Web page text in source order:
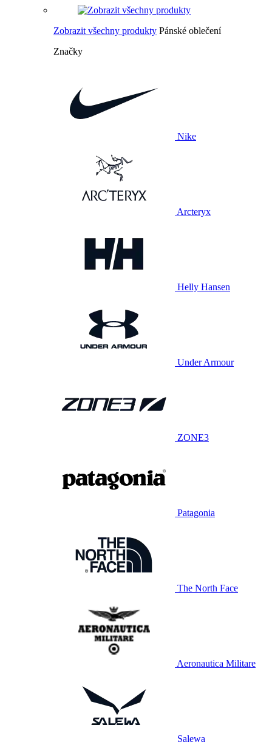
Zobrazit všechny produkty Pánské oblečení
Značky
Nike
Arcteryx
Helly Hansen
Under Armour
ZONE3
Patagonia
The North Face
Aeronautica Militare
Salewa